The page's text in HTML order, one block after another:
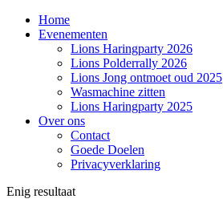
Home
Evenementen
Lions Haringparty 2026
Lions Polderrally 2026
Lions Jong ontmoet oud 2025
Wasmachine zitten
Lions Haringparty 2025
Over ons
Contact
Goede Doelen
Privacyverklaring
Enig resultaat